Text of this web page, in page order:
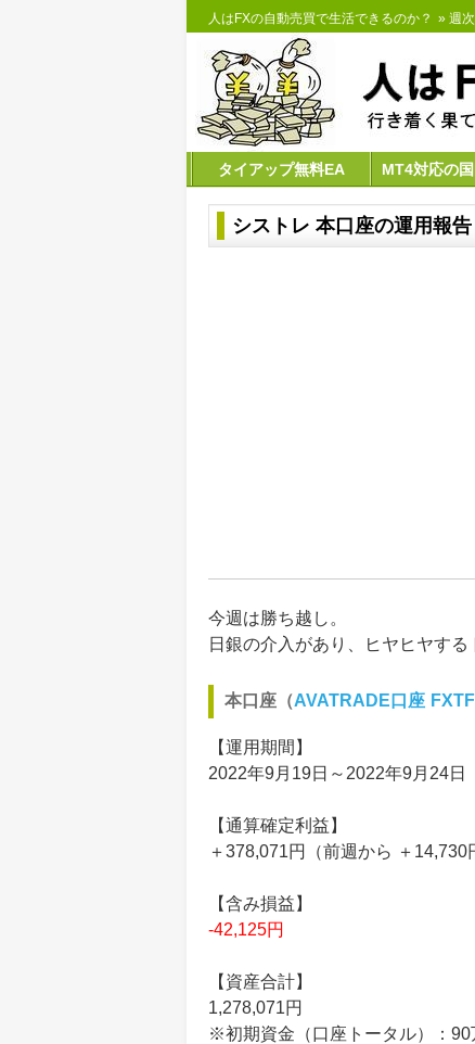
人はFXの自動売買で生活できるのか？ » 週
タイアップ無料EA MT4対応の
シストレ 本口座の運用報告
今週は勝ち越し。
日銀の介入があり、ヒヤヒヤする
本口座（AVATRADE口座
【運用期間】
2022年9月19日～2022年9月24日
【通算確定利益】
＋378,071円（前週から ＋14,730
【含み損益】
-42,125円
【資産合計】
1,278,071円
※初期資金（口座トータル）：90